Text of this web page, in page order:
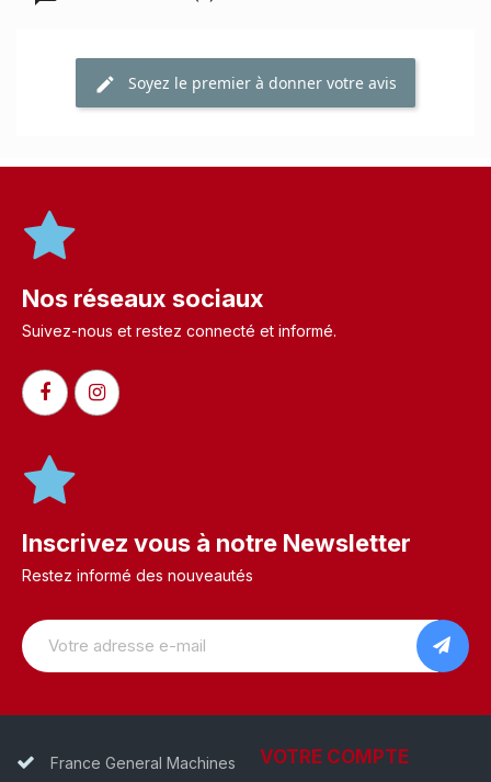
Soyez le premier à donner votre avis
Nos réseaux sociaux
Suivez-nous et restez connecté et informé.​
Inscrivez vous à notre Newsletter
Restez informé des nouveautés
France General Machines
VOTRE COMPTE